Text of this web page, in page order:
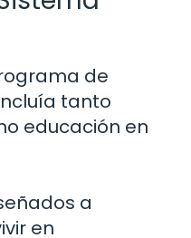
de
tanto
educación en
a
en